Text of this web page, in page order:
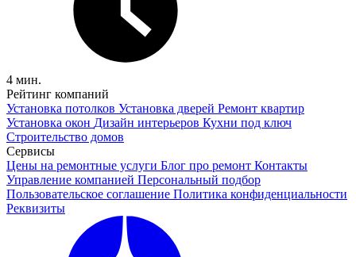
4 мин.
Рейтинг компаний
Установка потолков Установка дверей Ремонт квартир
Установка окон Дизайн интерьеров Кухни под ключ
Строительство домов
Сервисы
Цены на ремонтные услуги Блог про ремонт Контакты
Управление компанией Персональный подбор
Пользовательское соглашение Политика конфиденциальности
Реквизиты